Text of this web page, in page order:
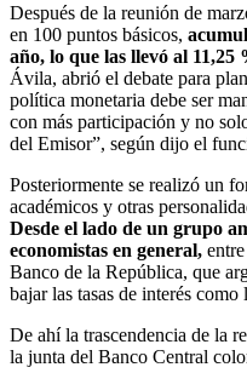
Después de la reunión de
en 100 puntos básicos,
año, lo que las llevó al 11,25
Ávila, abrió el debate para
política monetaria debe ser
con más participación y no
del Emisor”, según dijo el
Posteriormente se realizó un
académicos y otras
Desde el lado de un grupo
economistas en general,
Banco de la República, que
bajar las tasas de interés
De ahí la trascendencia de la
la junta del Banco Central